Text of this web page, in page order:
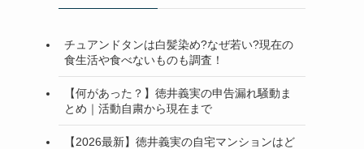
チュアンドタンは白髪染め?なぜ若い?現在の
食生活や食べないものも調査！
【何があった？】徳井義実の申告漏れ騒動ま
とめ｜活動自粛から現在まで
【2026最新】徳井義実の自宅マンションはど